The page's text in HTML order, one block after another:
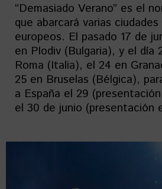
“Demasiado Verano” es el
que abarcará varias
europeos. El pasado 17 de
en Plodiv (Bulgaria), y el día
Roma (Italia), el 24 en
25 en Bruselas (Bélgica),
a España el 29
el 30 de junio (presentación